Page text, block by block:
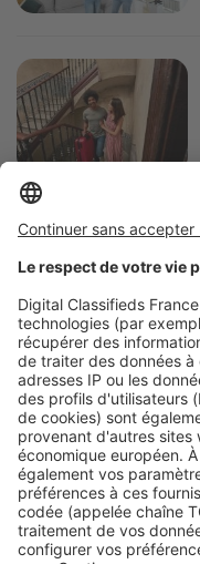
Image
Image
Image